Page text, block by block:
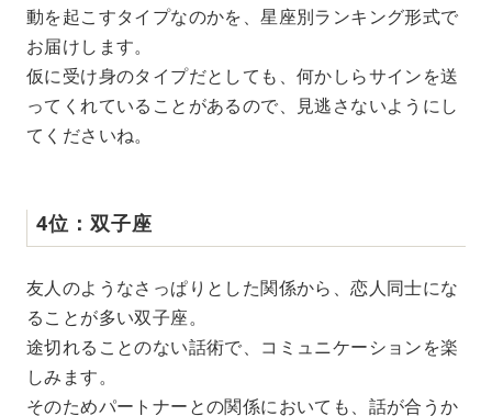
動を起こすタイプなのかを、星座別ランキング形式で
お届けします。
仮に受け身のタイプだとしても、何かしらサインを送
ってくれていることがあるので、見逃さないようにし
てくださいね。
4位：双子座
友人のようなさっぱりとした関係から、恋人同士にな
ることが多い双子座。
途切れることのない話術で、コミュニケーションを楽
しみます。
そのためパートナーとの関係においても、話が合うか